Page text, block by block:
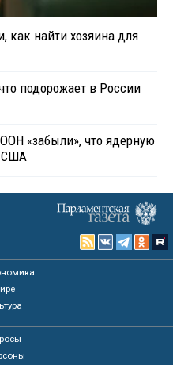
как найти хозяина для
подорожает в России
«забыли», что ядерную
США